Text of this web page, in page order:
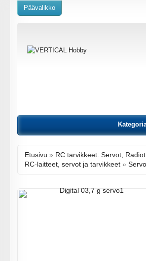
Päävalikko
Etusivu » RC tarvikkeet: Servot,
RC-laitteet, servot ja tarvikkeet »